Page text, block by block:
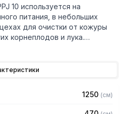
10 используется на
питания, в небольших
для очистки от кожуры
корнеплодов и лука.
автоматической регулировкой
1250 (см)